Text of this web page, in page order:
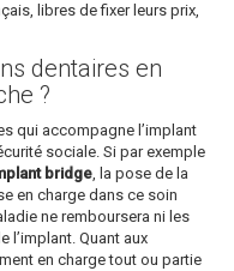
libres de fixer leurs prix,
dentaires en
?
qui accompagne l’implant
sociale. Si par exemple
bridge, la pose de la
en charge dans ce soin
ne remboursera ni les
l’implant. Quant aux
en charge tout ou partie